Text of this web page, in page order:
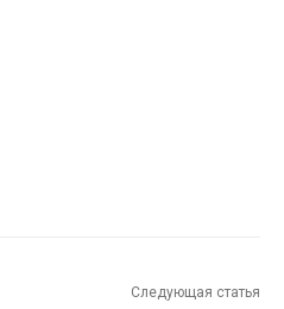
Следующая статья